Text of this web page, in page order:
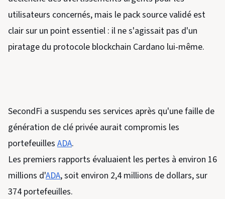
utilisateurs concernés, mais le pack source validé est
clair sur un point essentiel : il ne s'agissait pas d'un
piratage du protocole blockchain Cardano lui-même.
SecondFi a suspendu ses services après qu'une faille de
génération de clé privée aurait compromis les
portefeuilles ADA.
Les premiers rapports évaluaient les pertes à environ 16
millions d'ADA, soit environ 2,4 millions de dollars, sur
374 portefeuilles.